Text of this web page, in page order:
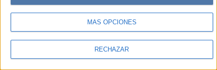
Tenga en cuenta que algún procesamiento de sus datos
personales puede no requerir de su consentimiento, pero usted
tiene el derecho de rechazar tal procesamiento. Sus
sus preferencias o retirar su consentimiento en cualquier
MÁS OPCIONES
RECHAZAR